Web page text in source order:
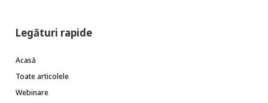
Legături rapide
Acasă
Toate articolele
Webinare